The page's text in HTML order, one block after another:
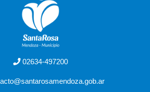
02634-497200